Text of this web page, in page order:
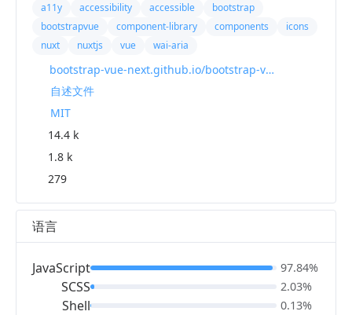
a11y accessibility accessible
bootstrap
bootstrapvue
component-library components
icons
nuxt
nuxtjs vue wai-aria
bootstrap-vue-next.github.io/bootstrap-vue-next
自述文件
MIT
14.4 k
1.8 k
279
语言
JavaScript
SCSS
Shell
97.84%
2.03%
0.13%